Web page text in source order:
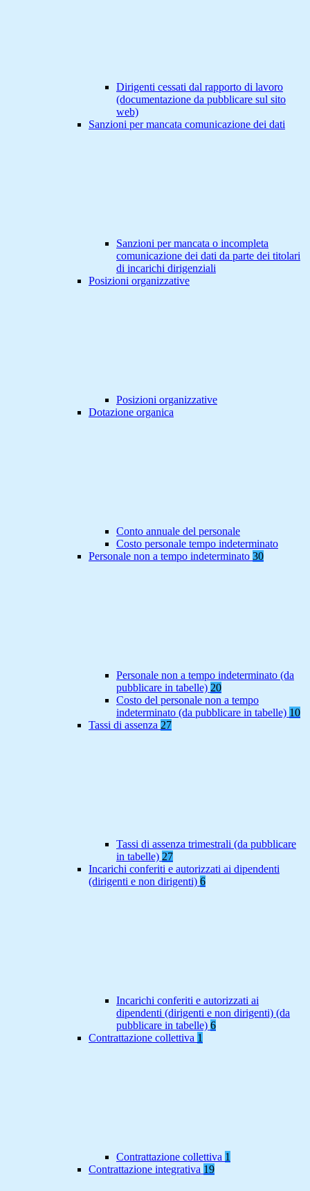
Dirigenti cessati dal rapporto di lavoro
(documentazione da pubblicare sul sito
web)
Sanzioni per mancata comunicazione dei dati
Sanzioni per mancata o incompleta
comunicazione dei dati da parte dei titolari
di incarichi dirigenziali
Posizioni organizzative
Posizioni organizzative
Dotazione organica
Conto annuale del personale
Costo personale tempo indeterminato
Personale non a tempo indeterminato 30
Personale non a tempo indeterminato (da
pubblicare in tabelle) 20
Costo del personale non a tempo
indeterminato (da pubblicare in tabelle) 10
Tassi di assenza 27
Tassi di assenza trimestrali (da pubblicare
in tabelle) 27
Incarichi conferiti e autorizzati ai dipendenti
(dirigenti e non dirigenti) 6
Incarichi conferiti e autorizzati ai
dipendenti (dirigenti e non dirigenti) (da
pubblicare in tabelle) 6
Contrattazione collettiva 1
Contrattazione collettiva 1
Contrattazione integrativa 19